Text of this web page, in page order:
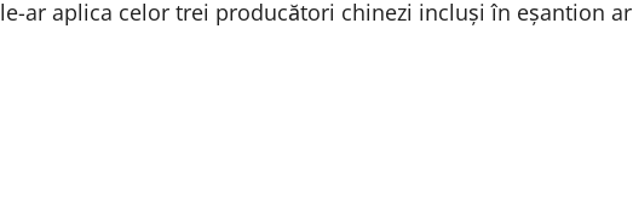
ar aplica celor trei producători chinezi incluși în eșantion ar